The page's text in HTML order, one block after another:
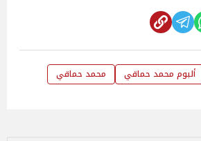
ألبوم محمد حماقي محمد حماقي